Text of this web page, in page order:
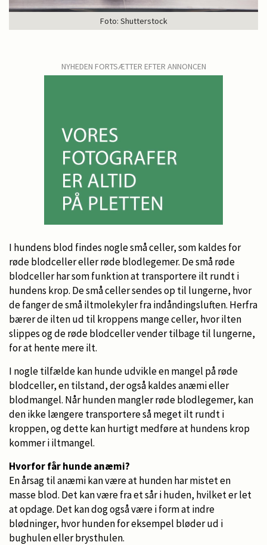
Foto: Shutterstock
NYHEDEN FORTSÆTTER EFTER ANNONCEN
I hundens blod findes nogle små celler, som kaldes for
røde blodceller eller røde blodlegemer. De små røde
blodceller har som funktion at transportere ilt rundt i
hundens krop. De små celler sendes op til lungerne, hvor
de fanger de små iltmolekyler fra indåndingsluften. Herfra
bærer de ilten ud til kroppens mange celler, hvor ilten
slippes og de røde blodceller vender tilbage til lungerne,
for at hente mere ilt.
I nogle tilfælde kan hunde udvikle en mangel på røde
blodceller, en tilstand, der også kaldes anæmi eller
blodmangel. Når hunden mangler røde blodlegemer, kan
den ikke længere transportere så meget ilt rundt i
kroppen, og dette kan hurtigt medføre at hundens krop
kommer i iltmangel.
Hvorfor får hunde anæmi?
En årsag til anæmi kan være at hunden har mistet en
masse blod. Det kan være fra et sår i huden, hvilket er let
at opdage. Det kan dog også være i form at indre
blødninger, hvor hunden for eksempel bløder ud i
bughulen eller brysthulen.